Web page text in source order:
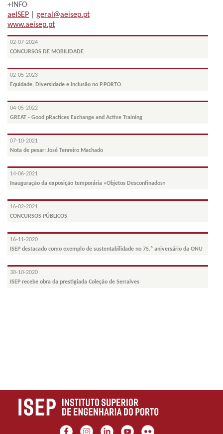
+INFO
aeISEP
geral@aeisep.pt
www.aeisep.pt
02-07-2024
CONCURSOS DE MOBILIDADE
02-05-2023
Equidade, Diversidade e Inclusão no P.PORTO
04-05-2022
GREAT - Good pRactices Exchange and Active Training
07-10-2021
Nota de pesar: José Tenreiro Machado
14-06-2021
Inauguração da exposição temporária «Objetos Desconfinados»
16-02-2021
CONCURSOS PÚBLICOS
16-11-2020
ISEP destacado como exemplo de sustentabilidade no 75.º aniversário da ONU
30-10-2020
ISEP recebe obra da prestigiada Coleção de Serralves